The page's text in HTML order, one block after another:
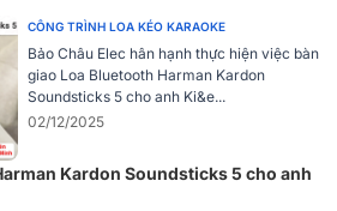
nhỏ gọn, linh hoạt khi đặt ở tư thế nằm
theo tới bất cứ đâu với tay cầm có thể
để XG300 dễ dàng cầm nắm.
CÔNG TRÌNH LOA KÉO KARAOKE
Bảo Châu Elec hân hạnh thực hiện việc bàn
giao Loa Bluetooth Harman Kardon
Soundsticks 5 cho anh Ki&e...
02/12/2025
Kardon Soundsticks 5 cho anh